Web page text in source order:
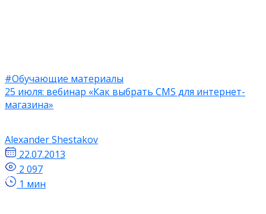
#Обучающие материалы
25 июля: вебинар «Как выбрать CMS для интернет-
магазина»
Alexander Shestakov
22.07.2013
2 097
1 мин